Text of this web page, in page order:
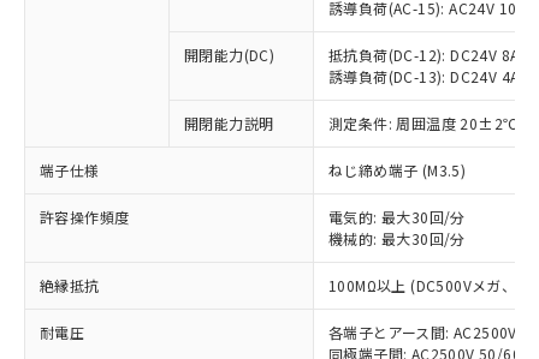
誘導負荷(AC-15): AC24V
開閉能力(DC)
抵抗負荷(DC-12): DC24V 8A/
誘導負荷(DC-13): DC24V 4A/
開閉能力説明 測定条件: 周囲温度 20±2℃、
端子仕様 ねじ締め端子 (M3.5)
許容操作頻度
電気的: 最大30回/分
機械的: 最大30回/分
絶縁抵抗 100MΩ以上 (DC500Vメガ、点
耐電圧
各端子とアース間: AC2500V
同極端子間: AC2500V 50/
本サービスの対象外となる商品もある
在庫状況および標準価格照会結果は、
記載している更新日時点での社内デー
タに基づき作成されるものであり、閲
覧された時点での実際の在庫および標
準価格とは異なる場合があることをご
正式な納期状況および標準価格はお客
様のお取引先、またはお客様担当のオ
ムロン制御機器販売店・当社販売員に
販売ネットワーク
」をご確認
いたものが、含有品と判明した場合などや
むを得ず変更することがあります。
鉛(Pb) 1000ppm以下、 水銀(Hg) 1000ppm以下、 カド
類(PBB) 1000ppm以下、ポリ臭化ジフェニルエーテル類
(PBDE) 1000ppm以下、フタル酸ビス(2-エチルヘキシ
ル) (DEHP)(別名：DOP) 1000ppm以下、フタル酸ブチ
ルベンジル（BBP） 1000ppm以下、フタル酸ジブチル
（DBP） 1000ppm以下、フタル酸ジイソブチル
但し、RoHS指令で産業用監視および制御機器に対する
図的な使用がないことを確認しています。
基準値を超えていることを示します。
「－」：未確認です。当社販売部門へお問
*中国RoHS10物質の基準値 (GB/T26572)：
Pb(鉛) :1000ppm、 Hg(水銀) : 1000ppm、 Cd(カドミウ
ム) : 100ppm、
Cr(Ⅵ)(六価クロム) : 1000ppm、 PBBs(ポリ臭化ビフェ
ニル類) : 1000ppm、 PBDEs(ポリ臭化ジフェニルエーテ
ル類) : 1000ppm、
DBP(フタル酸ジブチル) : 1000ppm、 DIBP(フタル酸ジ
イソブチル) : 1000ppm、 BBP(フタル酸ブチルベンジ
DEHP(フタル酸ビス(2-エチルヘキシル)) : 1000ppm
当社は、これら貴社製品のうち、外国
為替および外国貿易法に定める商品
（以下｢規制貨物等」という）を輸出
国政府の輸出許可(または役務取引許
可)を取得するなどの必要な手続きを
当社は規制貨物を破棄する場合は、完
全に破砕するなど、違法に輸出されな
いよう必要な手段を講じます。
当社は貴社製品を、核兵器、ミサイ
ル、化学兵器、生物兵器またはその他
武器並びにこれらの製造装置等に一切
説明
一定数以上の在庫あり
一定数には満たないが在庫あり
在庫なし(最新の在庫状況につ
いては、お客様のお取引先、ま